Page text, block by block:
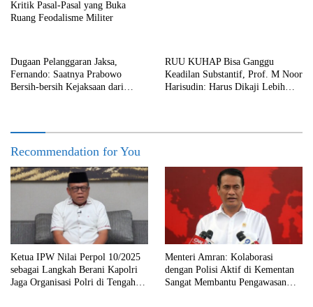
Kritik Pasal-Pasal yang Buka
Ruang Feodalisme Militer
Dugaan Pelanggaran Jaksa,
Fernando: Saatnya Prabowo
Bersih-bersih Kejaksaan dari
RUU KUHAP Bisa Ganggu
Keadilan Substantif, Prof. M Noor
Harisudin: Harus Dikaji Lebih
Recommendation for You
Ketua IPW Nilai Perpol 10/2025
sebagai Langkah Berani Kapolri
Jaga Organisasi Polri di Tengah
Menteri Amran: Kolaborasi
dengan Polisi Aktif di Kementan
Sangat Membantu Pengawasan